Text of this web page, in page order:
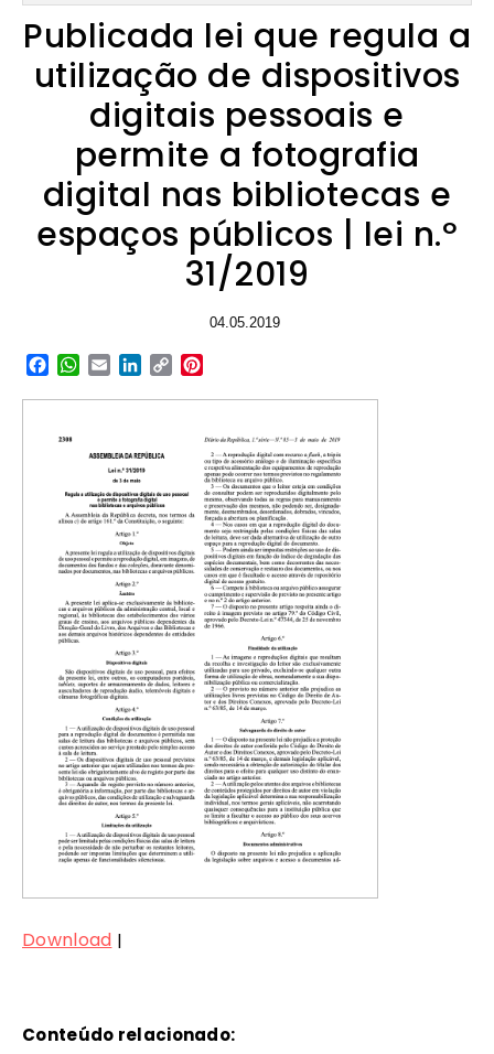
Publicada lei que regula a
utilização de dispositivos
digitais pessoais e
permite a fotografia
digital nas bibliotecas e
espaços públicos | lei n.º
31/2019
04.05.2019
Facebook
WhatsApp
EmailLinkedIn
Copy
Download |
Conteúdo relacionado: